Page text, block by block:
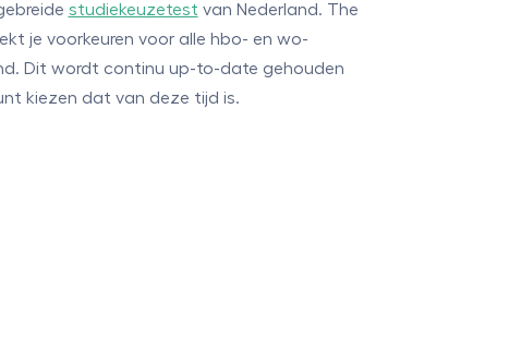
studiekeuzetest van Nederland. The
je voorkeuren voor alle hbo- en wo-
Dit wordt continu up-to-date gehouden
kiezen dat van deze tijd is.